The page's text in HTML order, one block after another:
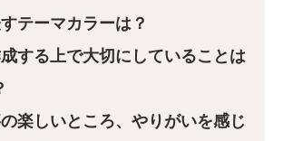
テーマカラーは？
する上で大切にしていることは
楽しいところ、やりがいを感じ